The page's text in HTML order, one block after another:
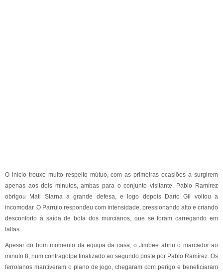
O início trouxe muito respeito mútuo, com as primeiras ocasiões a surgirem
apenas aos dois minutos, ambas para o conjunto visitante. Pablo Ramírez
obrigou Mati Starna a grande defesa, e logo depois Darío Gil voltou a
incomodar. O Parrulo respondeu com intensidade, pressionando alto e criando
desconforto à saída de bola dos murcianos, que se foram carregando em
faltas.
Apesar do bom momento da equipa da casa, o Jimbee abriu o marcador ao
minuto 8, num contragolpe finalizado ao segundo poste por Pablo Ramírez. Os
ferrolanos mantiveram o plano de jogo, chegaram com perigo e beneficiaram